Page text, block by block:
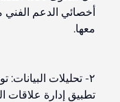
أخصائي الدعم الفني
معها.
٢- تحليلات البيانات:
تطبيق إدارة علاقات